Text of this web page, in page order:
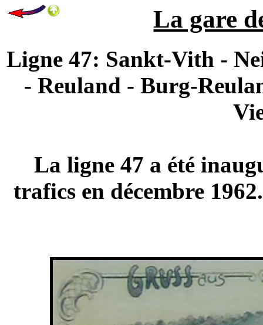
La gare
Ligne 47: Sankt-Vith -
- Reuland - Burg-
La ligne 47 a été
trafics en décembre